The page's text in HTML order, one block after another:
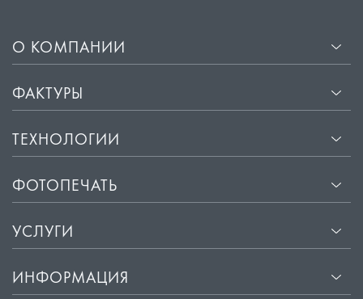
О КОМПАНИИ
ФАКТУРЫ
ТЕХНОЛОГИИ
ФОТОПЕЧАТЬ
УСЛУГИ
ИНФОРМАЦИЯ